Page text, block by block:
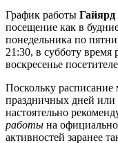
График работы
посещение как в
понедельника по
21:30, в субботу время
воскресенье
Поскольку расписание
праздничных дней или
настоятельно
работы на
активностей заранее